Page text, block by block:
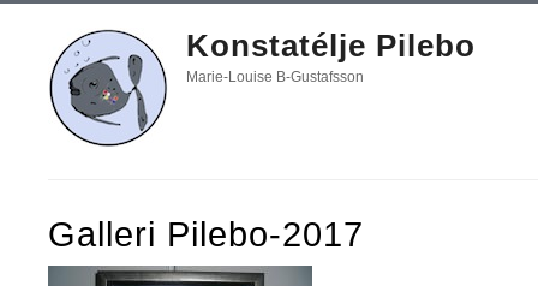
Konstatélje Pilebo
Marie-Louise B-Gustafsson
Galleri Pilebo-2017